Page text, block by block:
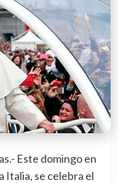
Este domingo en
Italia, se celebra el